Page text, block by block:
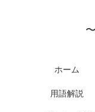
ホーム
用語解説